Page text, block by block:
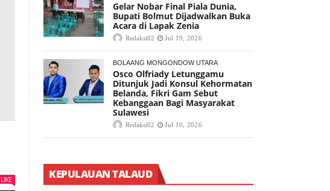
LIKE
Gelar Nobar Final Piala Dunia,
Bupati Bolmut Dijadwalkan Buka
Acara di Lapak Zenia
Redaksi02 Jul 19, 2026
BOLAANG MONGONDOW UTARA
Osco Olfriady Letunggamu
Ditunjuk Jadi Konsul Kehormatan
Belanda, Fikri Gam Sebut
Kebanggaan Bagi Masyarakat
Sulawesi
Redaksi02 Jul 10, 2026
KEPULAUAN TALAUD